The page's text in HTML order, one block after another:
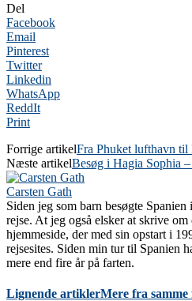
Del
Facebook
Email
Pinterest
Twitter
Linkedin
WhatsApp
ReddIt
Print
Forrige artikelFra Phuket lufthavn til
Næste artikelBesøg i Hagia Sophia
Carsten Gath
Siden jeg som barn besøgte
rejse. At jeg også elsker at skrive om
hjemmeside, der med sin opstart i
rejsesites. Siden min tur til Spanien
mere end fire år på farten.
Lignende artiklerMere fra